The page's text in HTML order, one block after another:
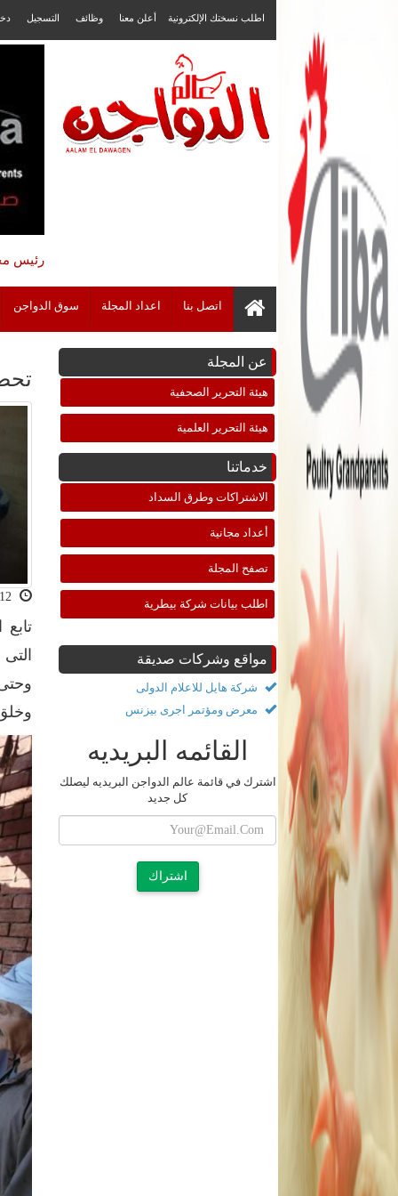
اطلب نسختك الإلكترونية أعلن معنا وظائف التسجيل
رئيس
اتصل بنا اعداد المجلة سوق الدواجن
عن المجلة
هيئة التحرير الصحفية
هيئة التحرير العلمية
خدماتنا
الاشتراكات وطرق السداد
أعداد مجانية
تصفح المجلة
اطلب بيانات شركة بيطرية
مواقع وشركات صديقة
شركة هايل للاعلام الدولى
معرض ومؤتمر اجرى بيزنس
القائمه البريديه
اشترك في قائمة عالم الدواجن البريديه ليصلك
كل جديد
اشتراك
تحصين 143 ألفا و971 رأس